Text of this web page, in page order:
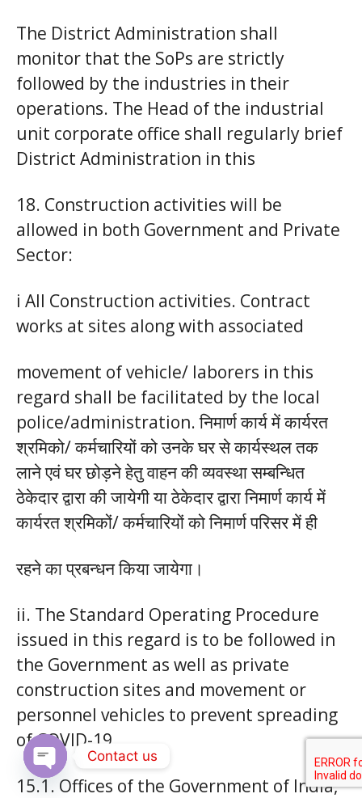
The District Administration shall
monitor that the SoPs are strictly
followed by the industries in their
operations. The Head of the industrial
unit corporate office shall regularly brief
District Administration in this
18. Construction activities will be
allowed in both Government and Private
Sector:
i All Construction activities. Contract
works at sites along with associated
movement of vehicle/ laborers in this
regard shall be facilitated by the local
police/administration. निमार्ण कार्य में कार्यरत
श्रमिको/ कर्मचारियों को उनके घर से कार्यस्थल तक
लाने एवं घर छोड़ने हेतु वाहन की व्यवस्था सम्बन्धित
ठेकेदार द्वारा की जायेगी या ठेकेदार द्वारा निमार्ण कार्य में
कार्यरत श्रमिकों/ कर्मचारियों को निमार्ण परिसर में ही
रहने का प्रबन्धन किया जायेगा।
ii. The Standard Operating Procedure
issued in this regard is to be followed in
the Government as well as private
construction sites and movement or
personnel vehicles to prevent spreading
of COVID-19.
15.1. Offices of the Government of India,
Contact us
Open